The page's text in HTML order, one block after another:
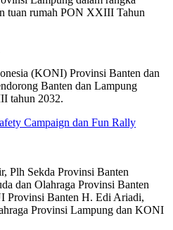
tuan rumah PON XXIII Tahun
(KONI) Provinsi Banten dan
Banten dan Lampung
tahun 2032.
Campaign dan Fun Rally
Plh Sekda Provinsi Banten
dan Olahraga Provinsi Banten
Provinsi Banten H. Edi Ariadi,
Provinsi Lampung dan KONI